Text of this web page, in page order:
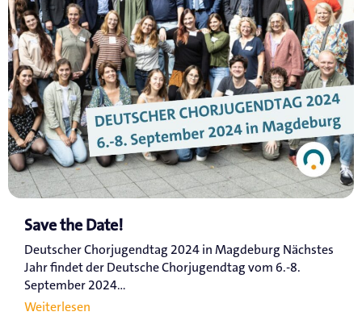
Save the Date!
Deutscher Chorjugendtag 2024 in Magdeburg Nächstes
Jahr findet der Deutsche Chorjugendtag vom 6.-8.
September 2024...
Weiterlesen